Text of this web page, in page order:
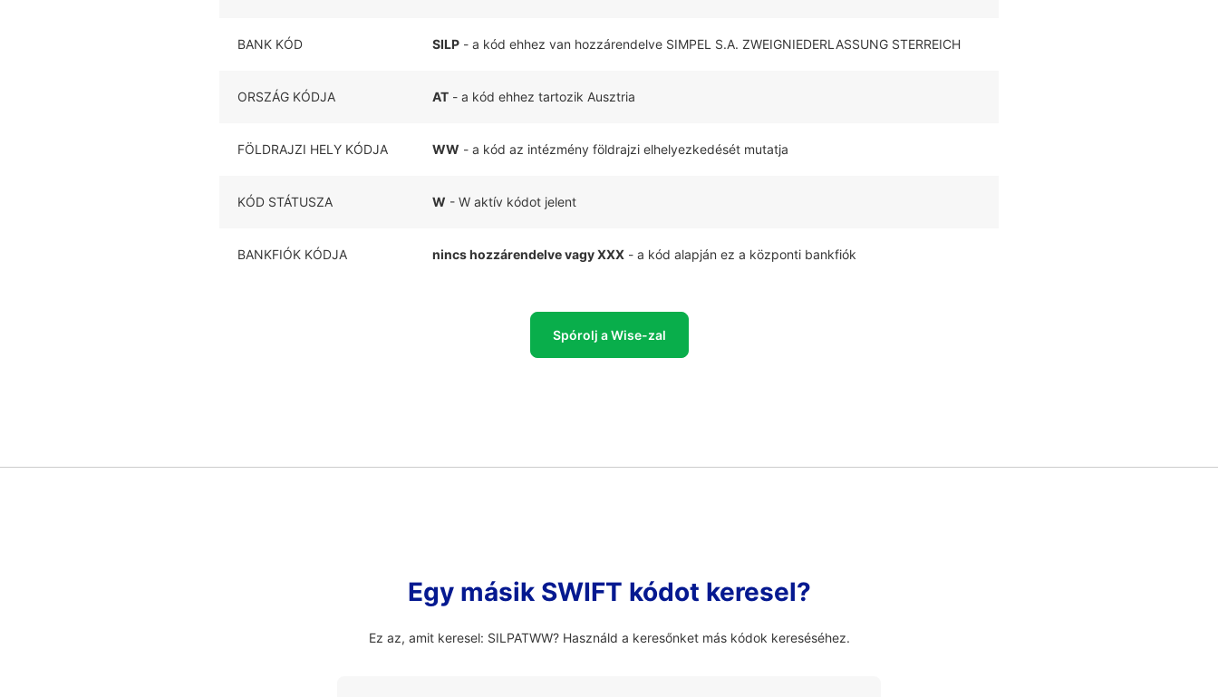
BANK KÓD SILP - a kód ehhez van hozzárendelve SIMPEL S.A. ZWEIGNIEDERLASSUNG STERREICH
ORSZÁG KÓDJA AT - a kód ehhez tartozik Ausztria
FÖLDRAJZI HELY KÓDJA WW - a kód az intézmény földrajzi elhelyezkedését mutatja
KÓD STÁTUSZA W - W aktív kódot jelent
BANKFIÓK KÓDJA nincs hozzárendelve vagy XXX - a kód alapján ez a központi bankfiók
Spórolj a Wise-zal
Egy másik SWIFT kódot keresel?
Ez az, amit keresel: SILPATWW? Használd a keresőnket más kódok kereséséhez.